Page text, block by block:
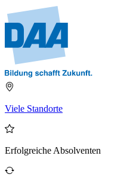
Viele Standorte
Erfolgreiche Absolventen